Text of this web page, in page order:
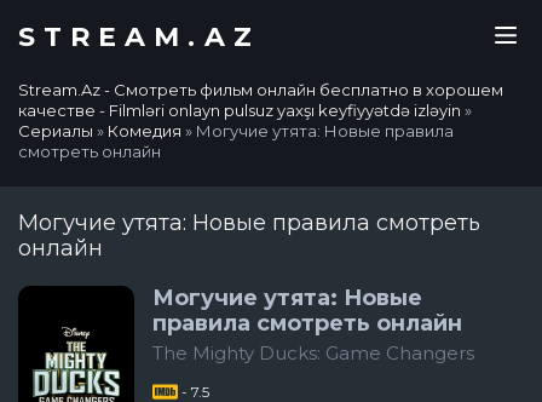
STREAM.AZ
Stream.Az - Смотреть фильм онлайн бесплатно в хорошем
качестве - Filmləri onlayn pulsuz yaxşı keyfiyyətdə izləyin »
Сериалы » Комедия » Могучие утята: Новые правила
смотреть онлайн
Могучие утята: Новые правила смотреть
онлайн
Могучие утята: Новые
правила смотреть онлайн
The Mighty Ducks: Game Changers
- 7.5